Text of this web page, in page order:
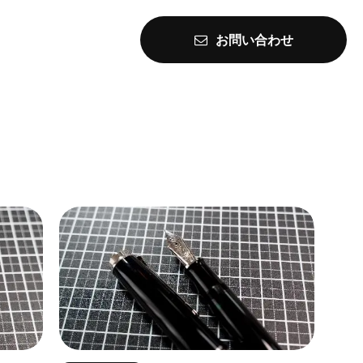
お問い合わせ